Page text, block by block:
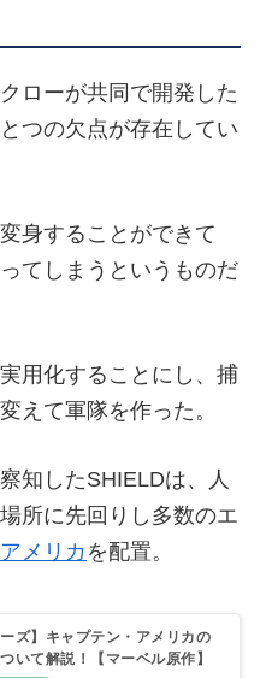
ローが共同で開発した
つの欠点が存在してい
身することができて
てしまうというものだ
用化することにし、捕
えて軍隊を作った。
知したSHIELDは、人
所に先回りし多数のエ
メリカ を配置。
ーズ】キャプテン・アメリカの
いて解説！【マーベル原作】